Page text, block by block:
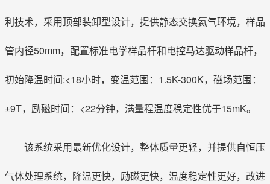
利技术，采用顶部装卸型设计，提供静态交换氦气环境，样品
管内径50mm，配置标准电学样品杆和电控马达驱动样品杆，
初始降温时间:<18小时，变温范围：1.5K-300K，磁场范围：
±9T，励磁时间：<22分钟，满量程温度稳定性优于15mK。
该系统采用最新优化设计，整体质量更轻，并提供自恒压
气体处理系统，降温更快，励磁更快，温度稳定性更好，改进